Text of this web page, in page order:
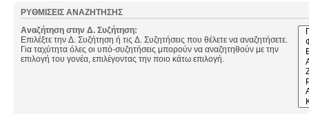
ΡΥΘΜΊΣΕΙΣ ΑΝΑΖΉΤΗΣΗΣ
Αναζήτηση στην Δ. Συζήτηση:
Επιλέξτε την Δ. Συζήτηση ή τις Δ. Συζητήσεις που θέλετε να αναζητήσετε.
Για ταχύτητα όλες οι υπό-συζητήσεις μπορούν να αναζητηθούν με την
επιλογή του γονέα, επιλέγοντας την ποιο κάτω επιλογή.